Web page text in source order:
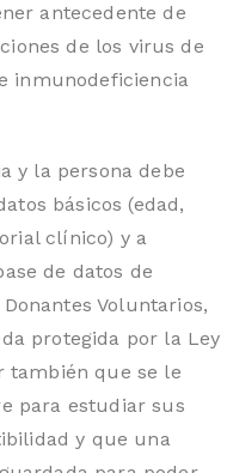
antecedente de
de los virus de
inmunodeficiencia
y la persona debe
básicos (edad,
clínico) y a
de datos de
Voluntarios,
protegida por la Ley
también que se le
para estudiar sus
y que una